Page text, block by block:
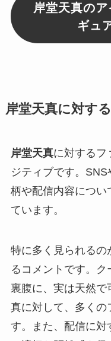
岸堂天真の
ギュ
岸堂天真に対す
岸堂天真に対するフ
ジティブです。
柄や配信内容につ
ています。
特に多く見られるの
るコメントです。
裏腹に、実は天然
真に対して、多くの
す。また、配信に対